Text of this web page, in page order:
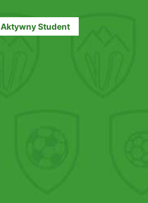
Aktywny Student